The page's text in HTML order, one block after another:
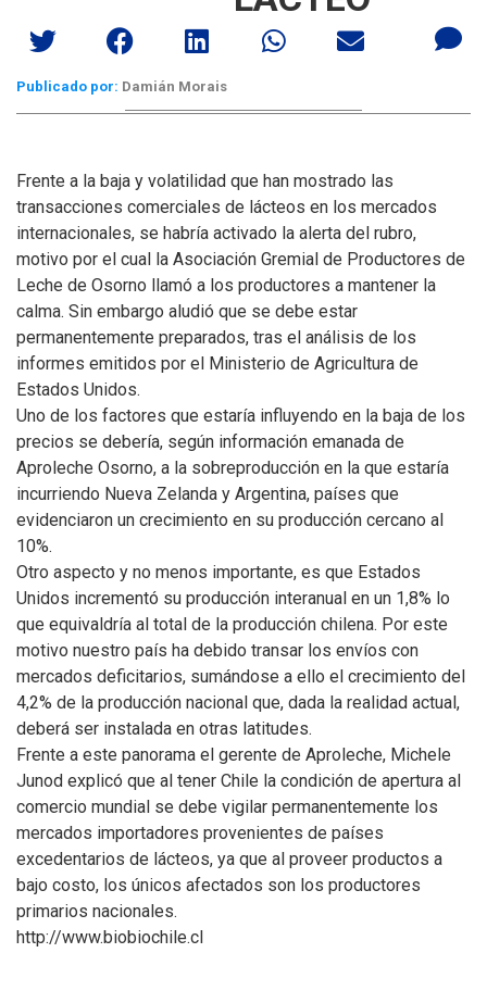
Publicado por: Damián Morais
Frente a la baja y volatilidad que han mostrado las
transacciones comerciales de lácteos en los mercados
internacionales, se habría activado la alerta del rubro,
motivo por el cual la Asociación Gremial de Productores de
Leche de Osorno llamó a los productores a mantener la
calma. Sin embargo aludió que se debe estar
permanentemente preparados, tras el análisis de los
informes emitidos por el Ministerio de Agricultura de
Estados Unidos.
Uno de los factores que estaría influyendo en la baja de los
precios se debería, según información emanada de
Aproleche Osorno, a la sobreproducción en la que estaría
incurriendo Nueva Zelanda y Argentina, países que
evidenciaron un crecimiento en su producción cercano al
10%.
Otro aspecto y no menos importante, es que Estados
Unidos incrementó su producción interanual en un 1,8% lo
que equivaldría al total de la producción chilena. Por este
motivo nuestro país ha debido transar los envíos con
mercados deficitarios, sumándose a ello el crecimiento del
4,2% de la producción nacional que, dada la realidad actual,
deberá ser instalada en otras latitudes.
Frente a este panorama el gerente de Aproleche, Michele
Junod explicó que al tener Chile la condición de apertura al
comercio mundial se debe vigilar permanentemente los
mercados importadores provenientes de países
excedentarios de lácteos, ya que al proveer productos a
bajo costo, los únicos afectados son los productores
primarios nacionales.
http://www.biobiochile.cl